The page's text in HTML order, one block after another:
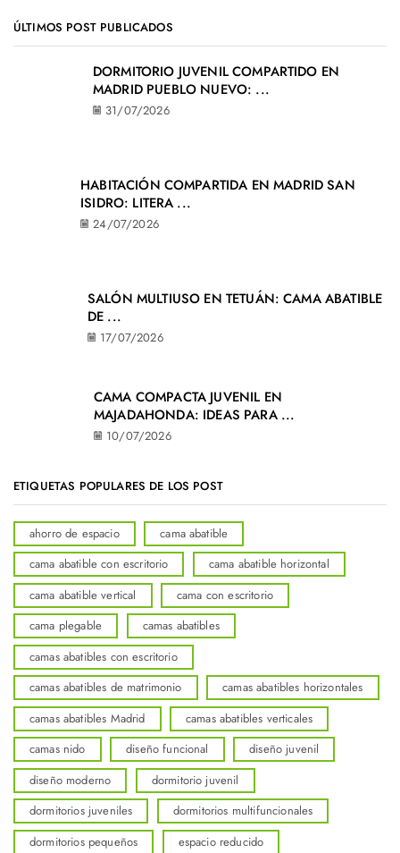
ÚLTIMOS POST PUBLICADOS
DORMITORIO JUVENIL COMPARTIDO EN
MADRID PUEBLO NUEVO: ...
31/07/2026
HABITACIÓN COMPARTIDA EN MADRID SAN
ISIDRO: LITERA ...
24/07/2026
SALÓN MULTIUSO EN TETUÁN: CAMA ABATIBLE
DE ...
17/07/2026
CAMA COMPACTA JUVENIL EN
MAJADAHONDA: IDEAS PARA ...
10/07/2026
ETIQUETAS POPULARES DE LOS POST
ahorro de espacio
cama abatible
cama abatible con escritorio
cama abatible horizontal
cama abatible vertical
cama con escritorio
cama plegable
camas abatibles
camas abatibles con escritorio
camas abatibles de matrimonio
camas abatibles horizontales
camas abatibles Madrid
camas abatibles verticales
camas nido
diseño funcional
diseño juvenil
diseño moderno
dormitorio juvenil
dormitorios juveniles
dormitorios multifuncionales
dormitorios pequeños
espacio reducido